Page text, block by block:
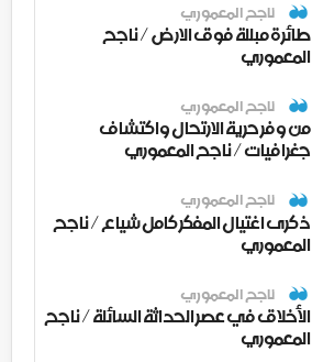
ناجح المعموري
طائرة مبللة فوق الارض / ناجح
المعموري
ناجح المعموري
من وفر حرية الارتحال واكتشاف
جغرافيات / ناجح المعموري
ناجح المعموري
ذكرى اغتيال المفكر كامل شياع / ناجح
المعموري
ناجح المعموري
الأخلاق في عصر الحداثة السائلة / ناجح
المعموري